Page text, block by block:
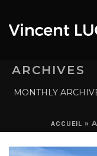
ARCHIVES
MONTHLY
ACCUEIL »